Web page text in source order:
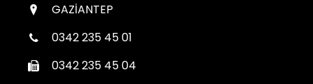
GAZİANTEP
0342 235 45 01
0342 235 45 04